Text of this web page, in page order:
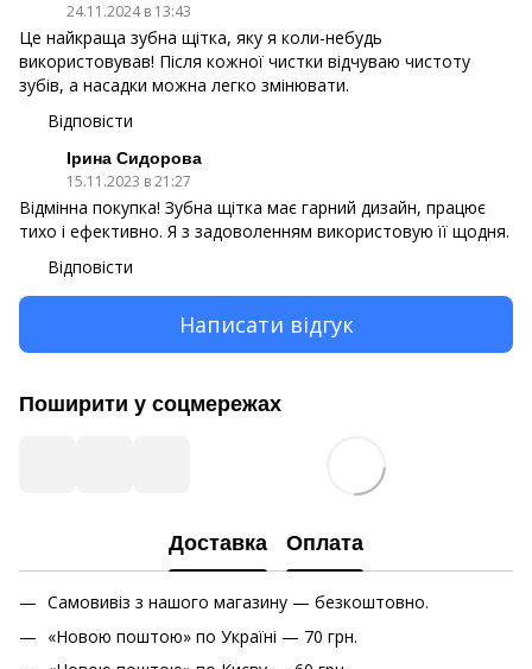
24.11.2024 в 13:43
Це найкраща зубна щітка, яку я коли-небудь
використовував! Після кожної чистки відчуваю чистоту
зубів, а насадки можна легко змінювати.
Відповісти
Ірина Сидорова
15.11.2023 в 21:27
Відмінна покупка! Зубна щітка має гарний дизайн, працює
тихо і ефективно. Я з задоволенням використовую її щодня.
Відповісти
Написати відгук
Поширити у соцмережах
Доставка Оплата
Самовивіз з нашого магазину — безкоштовно.
«Новою поштою» по Україні — 70 грн.